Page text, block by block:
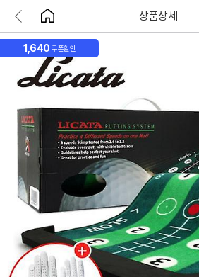
상품상세
1,640 쿠폰할인